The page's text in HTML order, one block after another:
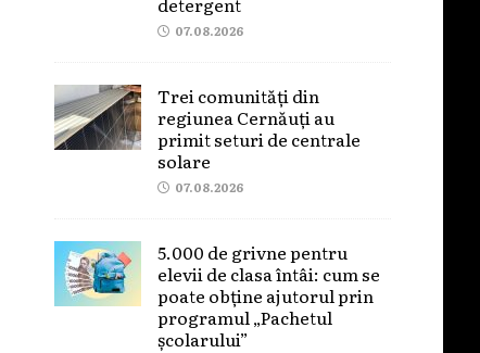
07.08.2026
Trei comunități din
regiunea Cernăuți au
primit seturi de centrale
solare
07.08.2026
5.000 de grivne pentru
elevii de clasa întâi: cum se
poate obține ajutorul prin
programul „Pachetul
școlarului”